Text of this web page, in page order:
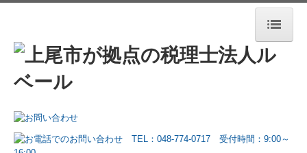
ホーム
法人案内
業務案内